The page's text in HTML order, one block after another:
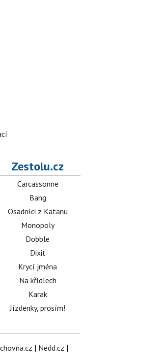
Zestolu.cz
Carcassonne
Bang
Osadníci z Katanu
Monopoly
Dobble
Dixit
Krycí jména
Na křídlech
Karak
Jízdenky, prosím!
| Nedd.cz |